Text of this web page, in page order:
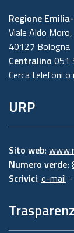
Regione
Viale Aldo
40127 Bologna
Centralino 051
Cerca telefoni o
URP
Sito web:
Numero verde:
Scrivici: e-mail -